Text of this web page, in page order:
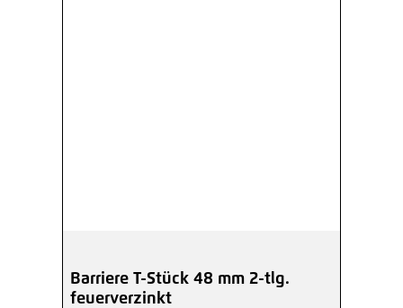
Barriere T-Stück 48 mm 2-tlg.
feuerverzinkt